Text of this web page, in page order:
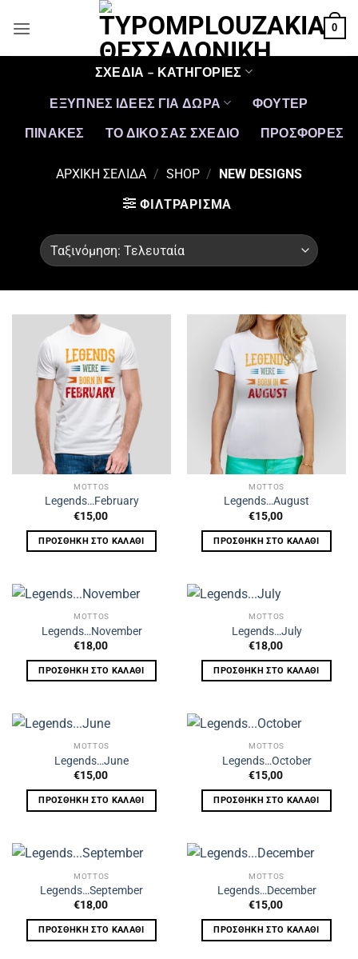
στο
0
ΣΧΕΔΙΑ – ΚΑΤΗΓΟΡΙΕΣ
ΕΞΥΠΝΕΣ ΙΔΕΕΣ ΓΙΑ ΔΩΡΑ
ΦΟΥΤΕΡ
ΠΙΝΑΚΕΣ
ΤΟ ΔΙΚΟ ΣΑΣ ΣΧΕΔΙΟ ΠΡΟΣΦΟΡΈΣ
ΑΡΧΙΚΉ ΣΕΛΊΔΑ / SHOP / NEW DESIGNS
ΦΙΛΤΡΆΡΙΣΜΑ
MOTTOS
Legends…February
€15,00
ΠΡΟΣΘΉΚΗ ΣΤΟ ΚΑΛΆΘΙ
MOTTOS
Legends…August
€15,00
ΠΡΟΣΘΉΚΗ ΣΤΟ ΚΑΛΆΘΙ
MOTTOS
Legends…November
€18,00
ΠΡΟΣΘΉΚΗ ΣΤΟ ΚΑΛΆΘΙ
MOTTOS
Legends…July
€18,00
ΠΡΟΣΘΉΚΗ ΣΤΟ ΚΑΛΆΘΙ
MOTTOS
Legends…June
€15,00
ΠΡΟΣΘΉΚΗ ΣΤΟ ΚΑΛΆΘΙ
MOTTOS
Legends…October
€15,00
ΠΡΟΣΘΉΚΗ ΣΤΟ ΚΑΛΆΘΙ
MOTTOS
Legends…September
€18,00
ΠΡΟΣΘΉΚΗ ΣΤΟ ΚΑΛΆΘΙ
MOTTOS
Legends…December
€15,00
ΠΡΟΣΘΉΚΗ ΣΤΟ ΚΑΛΆΘΙ